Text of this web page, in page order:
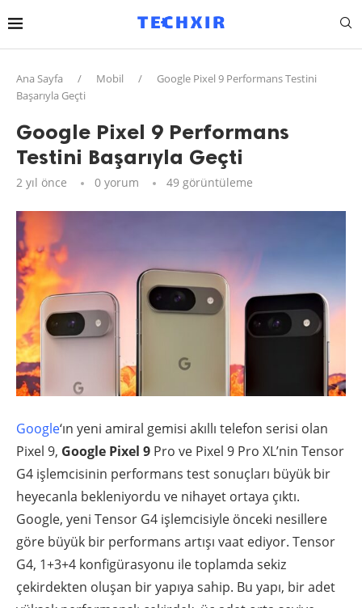
Ana Sayfa / Mobil /
Google Pixel 9 Performans Testini
Başarıyla Geçti
Google Pixel 9 Performans
Testini Başarıyla Geçti
2 yıl önce 0 yorum 49 görüntüleme
Google‘ın yeni amiral gemisi akıllı telefon serisi olan
Pixel 9, Google Pixel 9 Pro ve Pixel 9 Pro XL’nin Tensor
G4 işlemcisinin performans test sonuçları büyük bir
heyecanla bekleniyordu ve nihayet ortaya çıktı.
Google, yeni Tensor G4 işlemcisiyle önceki nesillere
göre büyük bir performans artışı vaat ediyor. Tensor
G4, 1+3+4 konfigürasyonu ile toplamda sekiz
çekirdekten oluşan bir yapıya sahip. Bu yapı, bir adet